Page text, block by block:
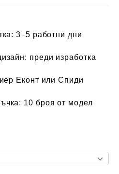
3–5 работни дни
преди изработка
Еконт или Спиди
10 броя от модел